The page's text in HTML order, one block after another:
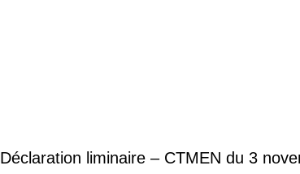
Déclaration liminaire – CTMEN du 3